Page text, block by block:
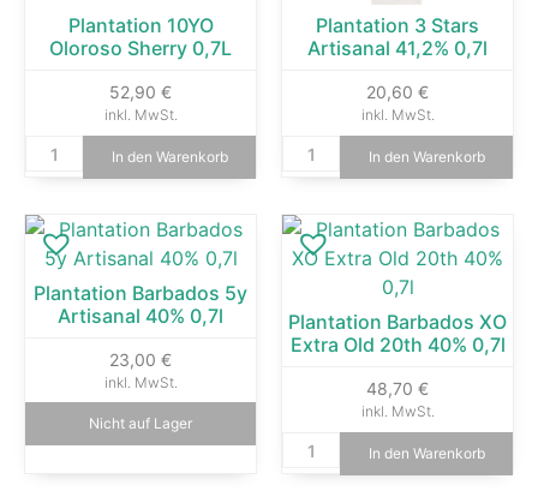
Plantation 10YO
Oloroso Sherry 0,7L
52,90 €
inkl. MwSt.
In den Warenkorb
Plantation 3 Stars
Artisanal 41,2% 0,7l
20,60 €
inkl. MwSt.
In den Warenkorb
Plantation Barbados 5y
Artisanal 40% 0,7l
23,00 €
inkl. MwSt.
Nicht auf Lager
Plantation Barbados XO
Extra Old 20th 40% 0,7l
48,70 €
inkl. MwSt.
In den Warenkorb